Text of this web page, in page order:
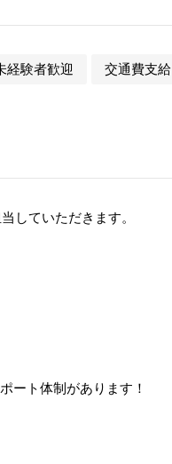
経験者歓迎 交通費支給
していただきます。
ート体制があります！